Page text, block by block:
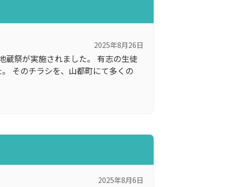
2025年8月26日
蔵祭が実施されました。 有志の生徒
そのチラシを、山都町にて多くの
2025年8月6日